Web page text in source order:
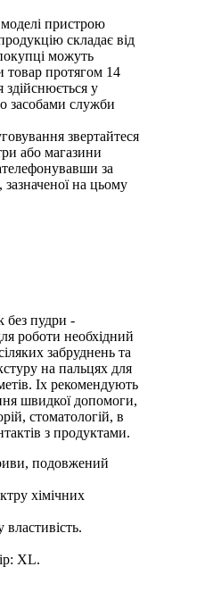
моделі пристрою
складає від
можуть
товар протягом 14
у
засобами служби
звертайтеся
або магазини
за
зазначеної на цьому
без пудри -
роботи необхідний
забруднень та
на пальцях для
Іх рекомендують
швидкої допомоги,
стоматологій, в
з продуктами.
подовжений
хімічних
XL.